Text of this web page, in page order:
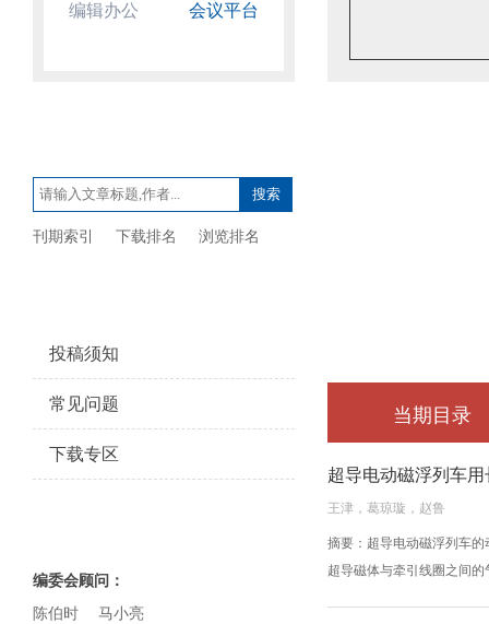
编辑办公 会议平台
刊期索引 下载排名 浏览排名
投稿须知
常见问题
下载专区
编委会顾问：
陈伯时
马小亮
当期目录
超导电动磁浮列车
王津，葛琼璇，赵鲁
摘要：超导电动磁浮列车
超导磁体与牵引线圈之间